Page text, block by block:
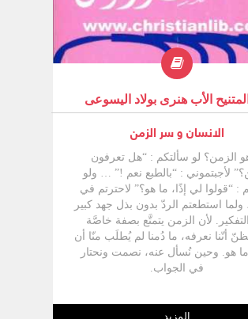
يقدر لان الخاطئ لا يريد الحب يخلص و
جهنم و الحرية الخلاف الارثوكذسي
حول عقيدة المطهر الابدية الابدية
القدييس اغسطينس الابدية و حياة
ابديتنا هي حياتنا مكملة علاقة الزمن
المتنيح الأب هنرى بولاد اليسوعى
الانسان و سر الزمن
الزمن؟ لو سألتكم : “هل تعرفون
لأجبتموني : “بالطبع نعم !” … ولو
: “قولوا لي إذًا، ما هو؟” لاحترتم في
ولما استطعتم الردّ بدون بذل جهد كبير
لأن الزمن يتمتَّع بصفة خاصَّة
أنّنا نعرفه، ما دُمنا لم يُطلَب منّا أن
هو. وحين نُسأل عنه، نصمت ونحتار
في الجواب.
المزيد